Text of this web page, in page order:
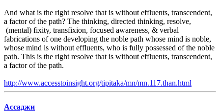
And what is the right resolve that is without effluents, transcendent,
a factor of the path? The thinking, directed thinking, resolve,
(mental) fixity, transfixion, focused awareness, & verbal
fabrications of one developing the noble path whose mind is noble,
whose mind is without effluents, who is fully possessed of the noble
path. This is the right resolve that is without effluents, transcendent,
a factor of the path.
http://www.accesstoinsight.org/tipitaka/mn/mn.117.than.html
Ассаджи